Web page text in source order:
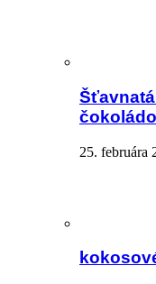
25. februára